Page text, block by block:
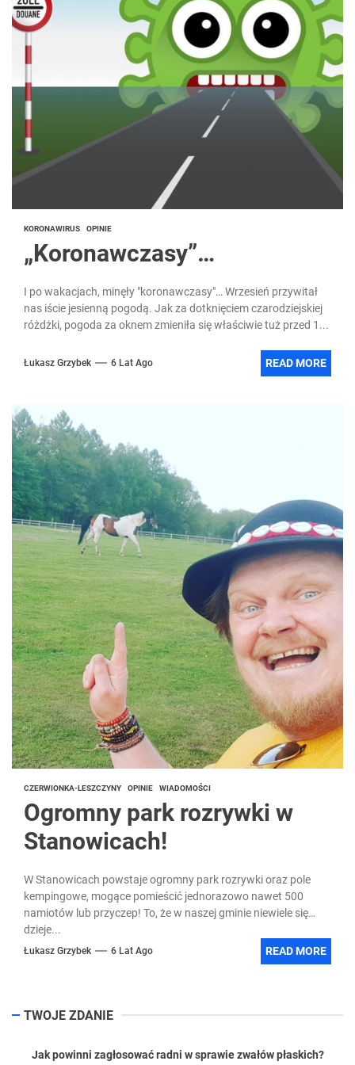
KORONAWIRUS OPINIE
„Koronawczasy”…
I po wakacjach, minęły "koronawczasy"… Wrzesień przywitał
nas iście jesienną pogodą. Jak za dotknięciem czarodziejskiej
różdżki, pogoda za oknem zmieniła się właściwie tuż przed 1...
Łukasz Grzybek 6 Lat Ago READ MORE
CZERWIONKA-LESZCZYNY OPINIE WIADOMOŚCI
Ogromny park rozrywki w
Stanowicach!
W Stanowicach powstaje ogromny park rozrywki oraz pole
kempingowe, mogące pomieścić jednorazowo nawet 500
namiotów lub przyczep! To, że w naszej gminie niewiele się
dzieje...
Łukasz Grzybek 6 Lat Ago READ MORE
TWOJE ZDANIE
Jak powinni zagłosować radni w sprawie zwałów płaskich?